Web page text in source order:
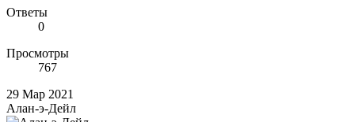
Ответы
0
Просмотры
767
29 Мар 2021
Алан-э-Дейл